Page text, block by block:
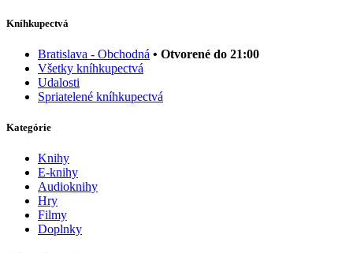
Kníhkupectvá
Bratislava - Obchodná • Otvorené do 21:00
Všetky kníhkupectvá
Udalosti
Spriatelené kníhkupectvá
Kategórie
Knihy
E-knihy
Audioknihy
Hry
Filmy
Doplnky